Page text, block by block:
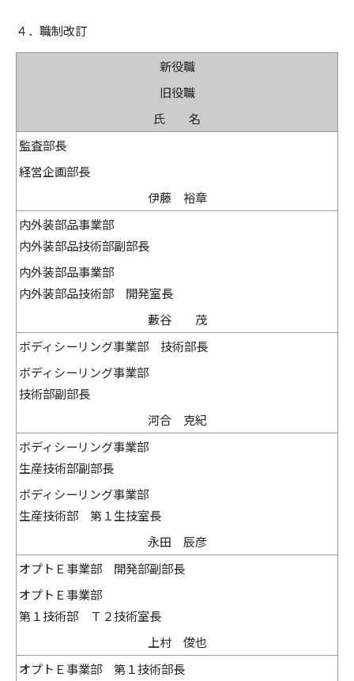
４．職制改訂
新役職
旧役職
氏 名
監査部長
経営企画部長
伊藤 裕章
内外装部品事業部
内外装部品技術部副部長
内外装部品事業部
内外装部品技術部 開発室長
藪谷 茂
ボディシーリング事業部 技術部長
ボディシーリング事業部
技術部副部長
河合 克紀
ボディシーリング事業部
生産技術部副部長
ボディシーリング事業部
生産技術部 第１生技室長
永田 辰彦
オプトＥ事業部 開発部副部長
オプトＥ事業部
第１技術部 Ｔ２技術室長
上村 俊也
オプトＥ事業部 第１技術部長